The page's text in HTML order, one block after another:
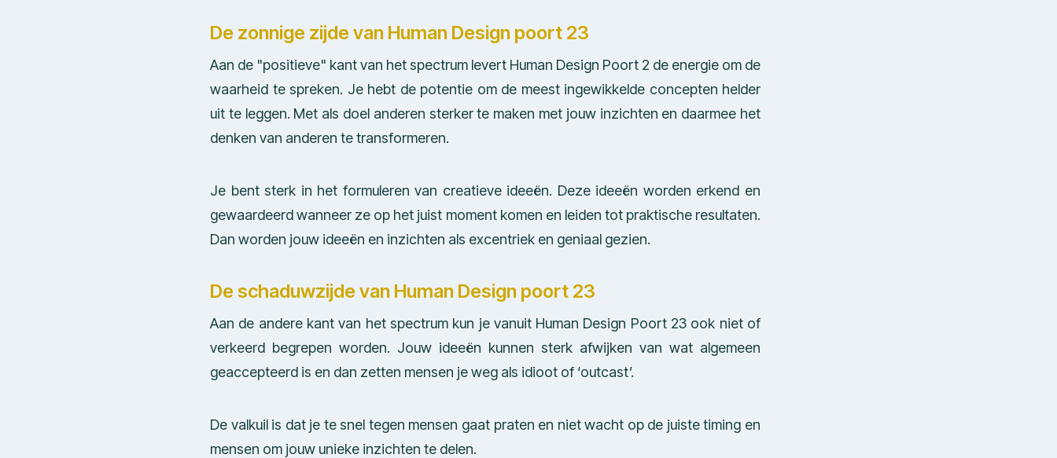
De zonnige zijde van Human Design poort 23
Aan de "positieve" kant van het spectrum levert Human Design Poort 2 de energie om de
waarheid te spreken. Je hebt de potentie om de meest ingewikkelde concepten helder
uit te leggen. Met als doel anderen sterker te maken met jouw inzichten en daarmee het
denken van anderen te transformeren.
Je bent sterk in het formuleren van creatieve ideeën. Deze ideeën worden erkend en
gewaardeerd wanneer ze op het juist moment komen en leiden tot praktische resultaten.
Dan worden jouw ideeën en inzichten als excentriek en geniaal gezien.
De schaduwzijde van Human Design poort 23
Aan de andere kant van het spectrum kun je vanuit Human Design Poort 23 ook niet of
verkeerd begrepen worden. Jouw ideeën kunnen sterk afwijken van wat algemeen
geaccepteerd is en dan zetten mensen je weg als idioot of ‘outcast’.
De valkuil is dat je te snel tegen mensen gaat praten en niet wacht op de juiste timing en
mensen om jouw unieke inzichten te delen.